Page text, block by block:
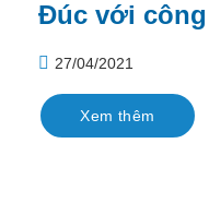
Đúc với
27/04/2021
Xem thêm